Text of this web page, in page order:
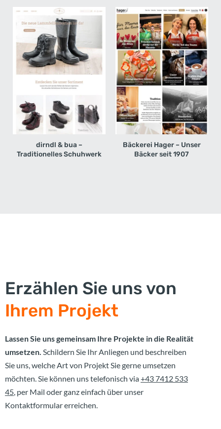
dirndl & bua –
Traditionelles Schuhwerk
Bäckerei Hager – Unser
Bäcker seit 1907
Erzählen Sie uns von
Ihrem Projekt
Lassen Sie uns gemeinsam Ihre Projekte in die Realität
umsetzen. Schildern Sie Ihr Anliegen und beschreiben
Sie uns, welche Art von Projekt Sie gerne umsetzen
möchten. Sie können uns telefonisch via+43 7412 533
45, per Mail oder ganz einfach über unser
Kontaktformular erreichen.